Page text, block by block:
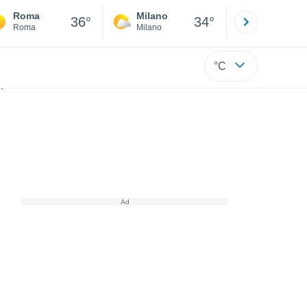
Roma
Roma 36° Milano
Milano 34°
°C
11 chilometri di altezza.